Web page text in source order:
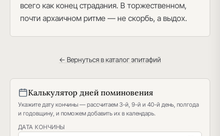
всего как конец страдания. В торжественном,
почти архаичном ритме — не скорбь, а выдох.
← Вернуться в каталог эпитафий
Калькулятор дней поминовения
Укажите дату кончины — рассчитаем 3-й, 9-й и 40-й день, полгода
и годовщину, и поможем добавить их в календарь.
ДАТА КОНЧИНЫ